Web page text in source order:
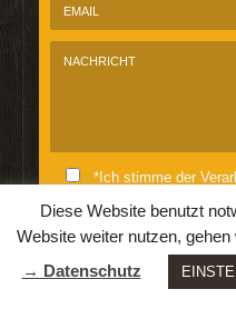
*Ich stimme der
Diese Website benutzt
Website weiter nutzen,
→ Datenschutz